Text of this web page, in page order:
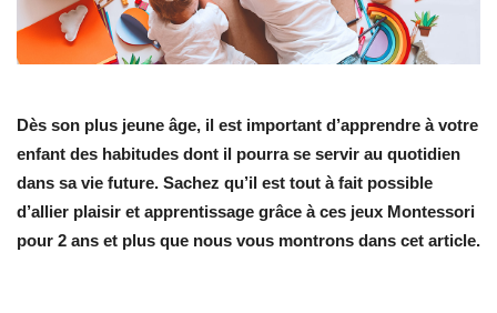
Dès son plus jeune âge, il est important d’apprendre à votre
enfant des habitudes dont il pourra se servir au quotidien
dans sa vie future. Sachez qu’il est tout à fait possible
d’allier plaisir et apprentissage grâce à ces jeux Montessori
pour 2 ans et plus que nous vous montrons dans cet article.